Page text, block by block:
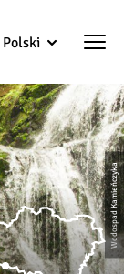
Polski
Wodospad Kamieńczyka